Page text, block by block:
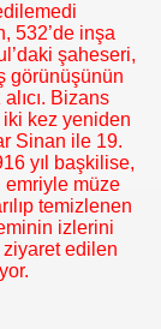
532’de inşa
şaheseri,
görünüşünün
Bizans
kez yeniden
Sinan ile 19.
yıl başkilise,
emriyle müze
temizlenen
izlerini
edilen